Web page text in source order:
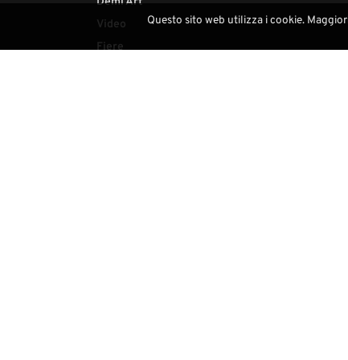
Video
Fiere
Questo sito web utilizza i cookie.